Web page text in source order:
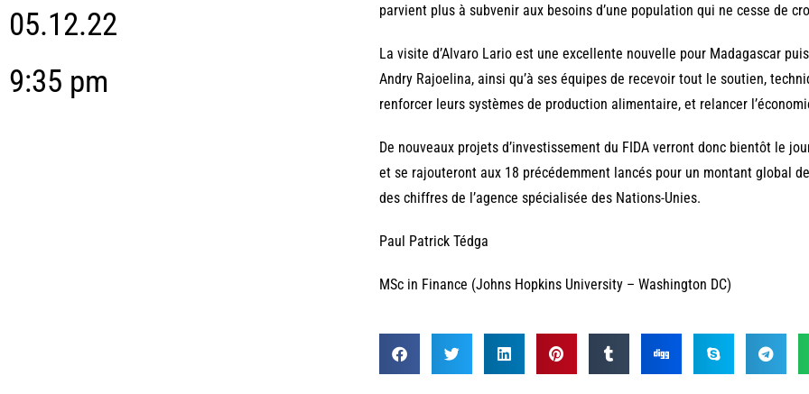
05.12.22
9:35 pm
parvient plus à subvenir aux besoins d’une population qui ne cesse de
La visite d’Alvaro Lario est une excellente nouvelle pour Madagascar
Andry Rajoelina, ainsi qu’à ses équipes de recevoir tout le soutien,
renforcer leurs systèmes de production alimentaire, et relancer
De nouveaux projets d’investissement du FIDA verront donc bientôt le
et se rajouteront aux 18 précédemment lancés pour un montant global
des chiffres de l’agence spécialisée des Nations-Unies.
Paul Patrick Tédga
MSc in Finance (Johns Hopkins University – Washington DC)